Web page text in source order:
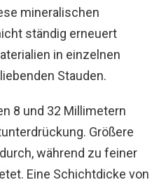
mineralischen
ständig erneuert
in einzelnen
Stauden.
8 und 32 Millimetern
Größere
während zu feiner
Eine Schichtdicke von